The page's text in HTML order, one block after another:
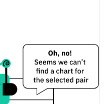
0.09%
$1,8535795